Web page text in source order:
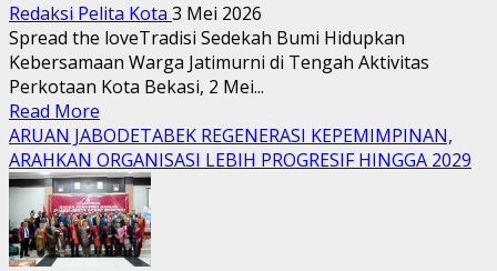
Redaksi Pelita Kota 3 Mei 2026
Spread the loveTradisi Sedekah Bumi Hidupkan
Kebersamaan Warga Jatimurni di Tengah Aktivitas
Perkotaan Kota Bekasi, 2 Mei...
Read More
more
about
Tradisi
Sedekah
Bumi
Hidupkan
ARUAN JABODETABEK REGENERASI KEPEMIMPINAN,
ARAHKAN ORGANISASI LEBIH PROGRESIF HINGGA 2029